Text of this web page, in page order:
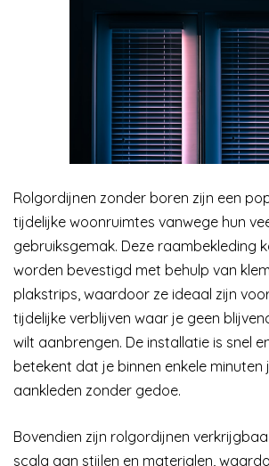
Rolgordijnen zonder boren zijn een
tijdelijke woonruimtes vanwege hun
gebruiksgemak. Deze raambekleding
worden bevestigd met behulp van
plakstrips, waardoor ze ideaal zijn
tijdelijke verblijven waar je geen
wilt aanbrengen. De installatie is snel
betekent dat je binnen enkele minuten
aankleden zonder gedoe.
Bovendien zijn rolgordijnen
scala aan stijlen en materialen,